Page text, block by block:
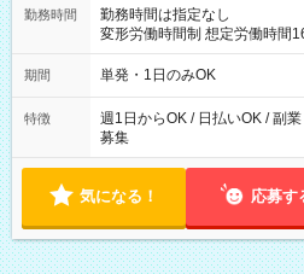
勤務時間
勤務時間は指定なし
変形労働時間制 想定労働時間160時間/月 【シフ
～21：00
期間 単発・1日のみOK
特徴
週1日からOK / 日払いOK / 副
募集
気になる！ 応募す